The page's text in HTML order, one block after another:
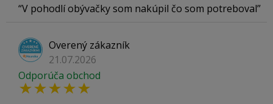
V pohodlí obývačky som nakúpil čo som potreboval
Overený zákazník
21.07.2026
Odporúča obchod